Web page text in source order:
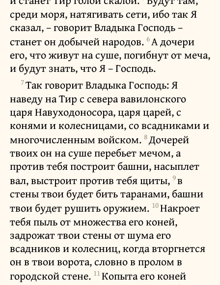
среди моря, натягивать сети, ибо так Я
сказал, – говорит Владыка Господь –
станет он добычей народов. 6А дочери
его, что живут на суше, погибнут от меча,
и будут знать, что Я – Господь.
7Так говорит Владыка Господь: Я
наведу на Тир с севера вавилонского
царя Навуходоносора, царя царей, с
конями и колесницами, со всадниками и
многочисленным войском. 8Дочерей
твоих он на суше перебьет мечом, а
против тебя построит башни, насыплет
вал, выстроит против тебя щиты, 9в
стены твои будет бить таранами, башни
твои будет рушить оружием. 10Накроет
тебя пыль от множества его коней,
задрожат твои стены от шума его
всадников и колесниц, когда вторгнется
он в твои ворота, словно в пролом в
городской стене. 11Копыта его коней